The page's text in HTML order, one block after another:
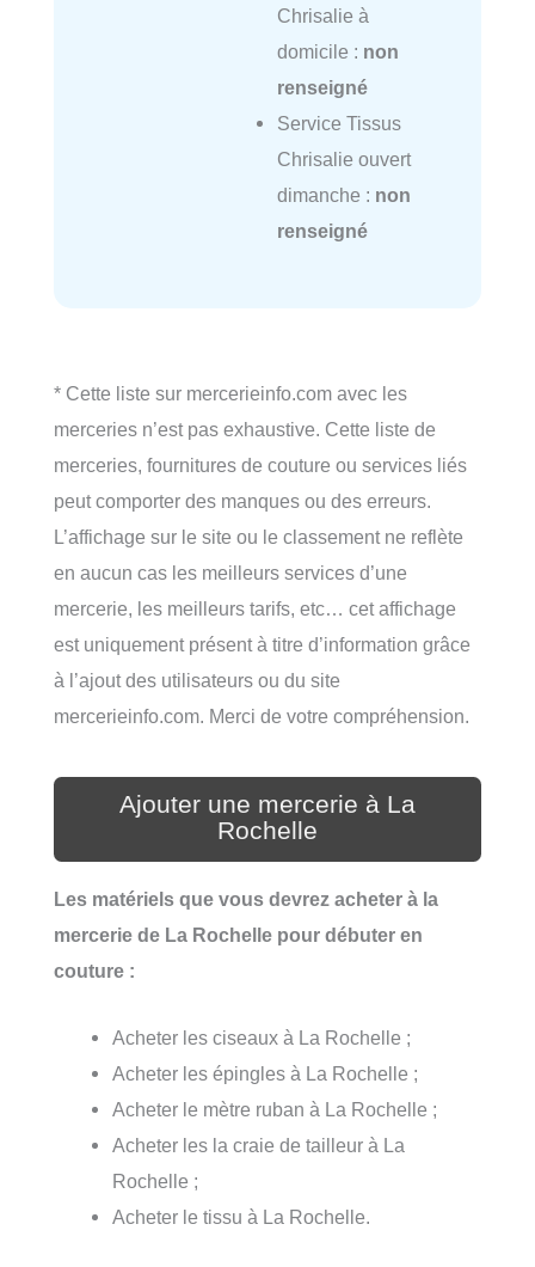
Chrisalie à
domicile : non
renseigné
Service Tissus
Chrisalie ouvert
dimanche : non
renseigné
* Cette liste sur mercerieinfo.com avec les
merceries n’est pas exhaustive. Cette liste de
merceries, fournitures de couture ou services liés
peut comporter des manques ou des erreurs.
L’affichage sur le site ou le classement ne reflète
en aucun cas les meilleurs services d’une
mercerie, les meilleurs tarifs, etc… cet affichage
est uniquement présent à titre d’information grâce
à l’ajout des utilisateurs ou du site
mercerieinfo.com. Merci de votre compréhension.
Ajouter une mercerie à La
Rochelle
Les matériels que vous devrez acheter à la
mercerie de La Rochelle pour débuter en
couture :
Acheter les ciseaux à La Rochelle ;
Acheter les épingles à La Rochelle ;
Acheter le mètre ruban à La Rochelle ;
Acheter les la craie de tailleur à La
Rochelle ;
Acheter le tissu à La Rochelle.